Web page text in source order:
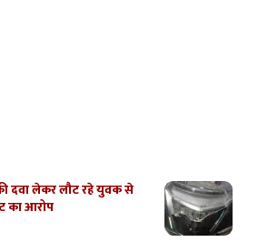
दवा लेकर लौट रहे युवक से
का आरोप